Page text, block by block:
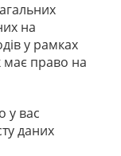
на
у рамках
має право на
у вас
даних